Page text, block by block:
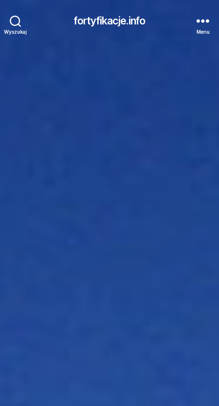
Wyszukaj
fortyfikacje.info
Menu